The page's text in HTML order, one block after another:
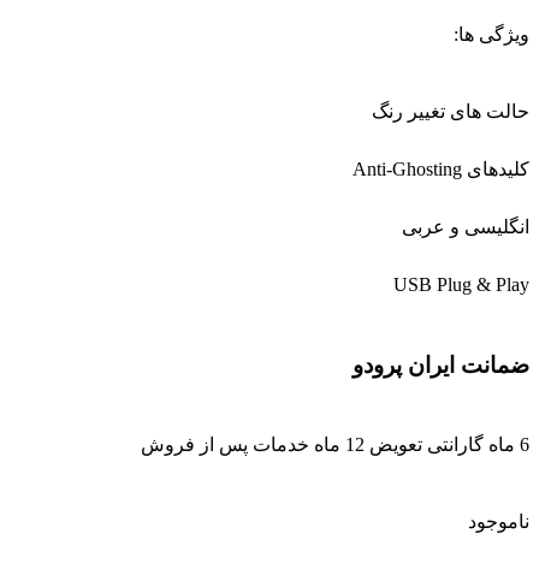
ویژگی ها:
حالت های تغییر رنگ
کلیدهای Anti-Ghosting
انگلیسی و عربی
USB Plug & Play
ضمانت ایران پرودو
6 ماه گارانتی تعویض 12 ماه خدمات پس از فروش
ناموجود